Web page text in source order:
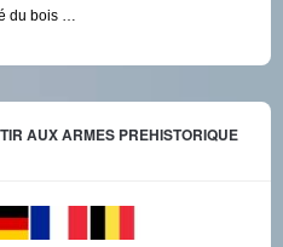
du bois …
AUX ARMES PREHISTORIQUE